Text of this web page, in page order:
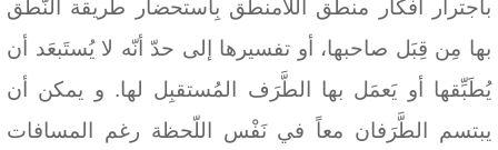
باجترار أفكار منطق اللّامنطق بِاستحضار طريقة النُّطق
بها مِن قِبَل صاحبها، أو تفسيرها إلى حدّ أنّه لا يُستَبعَد أن
يُطَبِّقها أو يَعمَل بها الطَّرَف المُستقبِل لها. و يمكن أن
يبتسم الطَّرَفان معاً في نَفْس اللّحظة رغم المسافات